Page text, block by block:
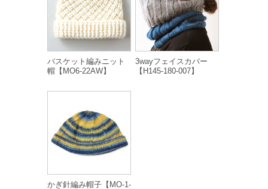
バスケット編みニット
帽【MO6-22AW】
3wayフェイスカバー
【H145-180-007】
かぎ針編み帽子【MO-1-